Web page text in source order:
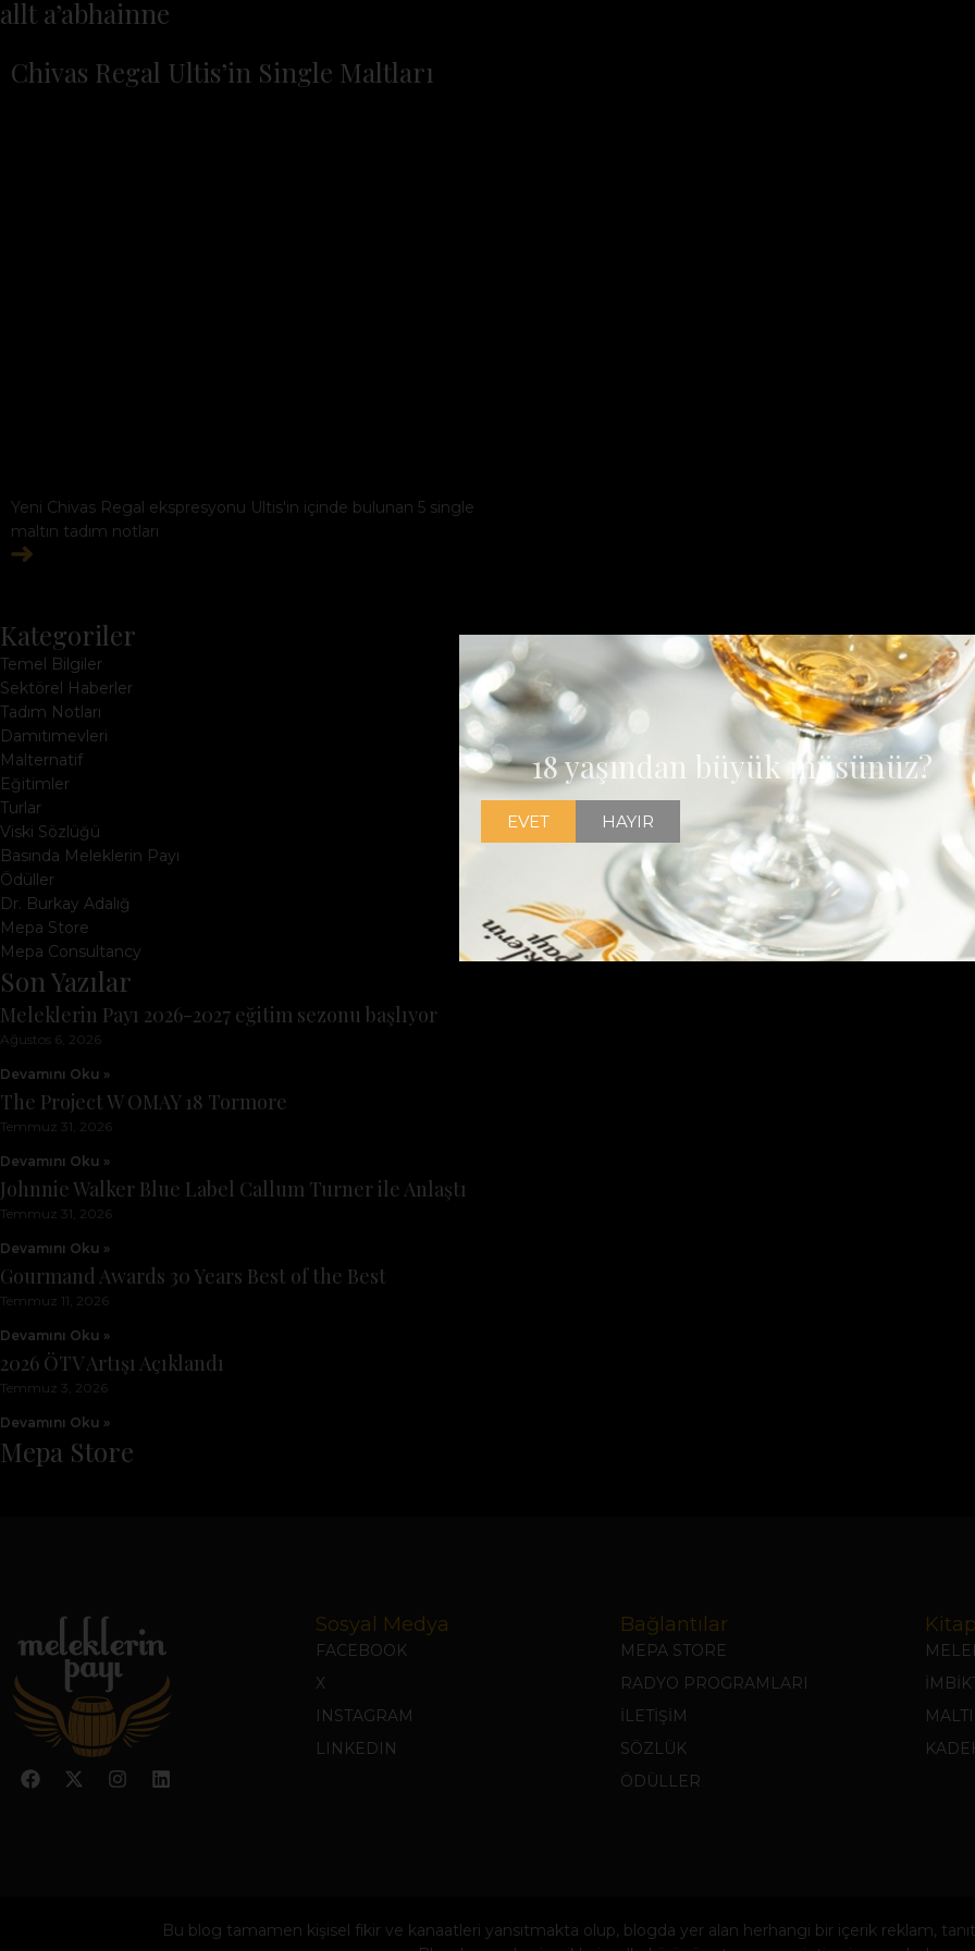
allt a’abhainne
Chivas Regal Ultis’in Single Maltları
Yeni Chivas Regal ekspresyonu Ultis'in içinde bulunan 5 single
maltın tadım notları
Kategoriler
Temel Bilgiler
Sektörel Haberler
Tadım Notları
Damıtımevleri
Malternatif
Eğitimler
Turlar
Viski Sözlüğü
Basında Meleklerin Payı
Ödüller
Dr. Burkay Adalığ
Mepa Store
Mepa Consultancy
Son Yazılar
Meleklerin Payı 2026-2027 eğitim sezonu başlıyor
Ağustos 6, 2026
Devamını Oku »
The Project W OMAY 18 Tormore
Temmuz 31, 2026
Devamını Oku »
Johnnie Walker Blue Label Callum Turner ile Anlaştı
Temmuz 31, 2026
Devamını Oku »
Gourmand Awards 30 Years Best of the Best
Temmuz 11, 2026
Devamını Oku »
2026 ÖTV Artışı Açıklandı
Temmuz 3, 2026
Devamını Oku »
Mepa Store
Sosyal Medya
FACEBOOK
X
INSTAGRAM
LINKEDIN
Bağlantılar
MEPA STORE
RADYO PROGRAMLARI
İLETİŞİM
SÖZLÜK
ÖDÜLLER
Bu blog tamamen kişisel fikir ve kanaatleri yansıtmakta olup, blogda yer alan herhangi bir içerik reklam,
18 yaşından büyük müsünüz?
EVET HAYIR